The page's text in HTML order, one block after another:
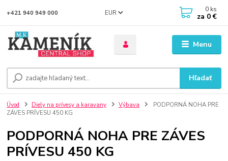
Menu
EUR
Hľadať
+421 940 949 000 0 ks
za 0 €
Úvod Diely na prívesy a karavany Výbava
PODPORNÁ NOHA PRE
ZÁVES PRÍVESU 450 KG
PODPORNÁ NOHA PRE ZÁVES
PRÍVESU 450 KG